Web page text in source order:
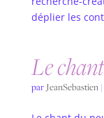
déplier les
Le
par JeanSebastien|